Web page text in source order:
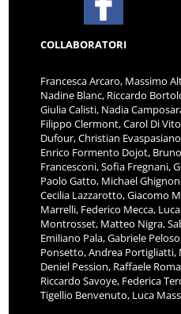
COLLABORATORI
Francesca Arcaro, Massimo
Nadine Blanc, Riccardo
Giulia Calisti, Nadia
Filippo Clermont, Carol Di
Dufour, Christian
Enrico Formento Dojot,
Francesconi, Sofia Fregnani,
Paolo Gatto, Michael
Cecilia Lazzarotto, Giacomo
Marrelli, Federico Mecca,
Montrosset, Matteo Nigra,
Emiliano Pala, Gabriele
Ponsetto, Andrea
Deniel Pession, Raffaele
Riccardo Savoye, Federica
Tigellio Benvenuto, Luca